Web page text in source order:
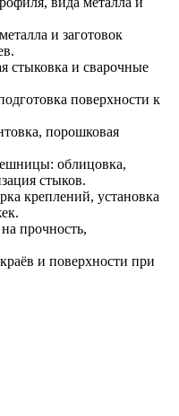
и заготовок
стыковка и сварочные
поверхности к
порошковая
облицовка,
стыков.
креплений, установка
прочность,
и поверхности при